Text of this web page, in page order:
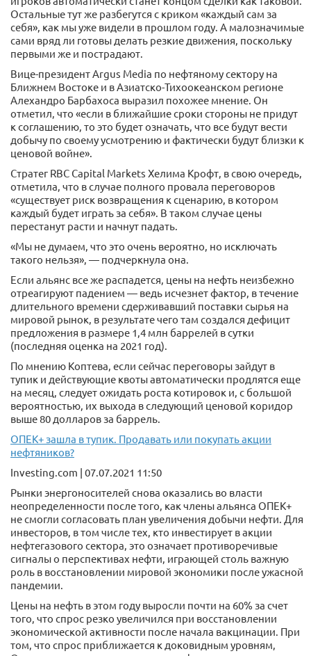
Остальные тут же разбегутся с криком «каждый сам за
себя», как мы уже видели в прошлом году. А малозначимые
сами вряд ли готовы делать резкие движения, поскольку
первыми же и пострадают.
Вице-президент Argus Media по нефтяному сектору на
Ближнем Востоке и в Азиатско-Тихоокеанском регионе
Алехандро Барбахоса выразил похожее мнение. Он
отметил, что «если в ближайшие сроки стороны не придут
к соглашению, то это будет означать, что все будут вести
добычу по своему усмотрению и фактически будут близки к
ценовой войне».
Стратег RBC Capital Markets Хелима Крофт, в свою очередь,
отметила, что в случае полного провала переговоров
«существует риск возвращения к сценарию, в котором
каждый будет играть за себя». В таком случае цены
перестанут расти и начнут падать.
«Мы не думаем, что это очень вероятно, но исключать
такого нельзя», — подчеркнула она.
Если альянс все же распадется, цены на нефть неизбежно
отреагируют падением — ведь исчезнет фактор, в течение
длительного времени сдерживавший поставки сырья на
мировой рынок, в результате чего там создался дефицит
предложения в размере 1,4 млн баррелей в сутки
(последняя оценка на 2021 год).
По мнению Коптева, если сейчас переговоры зайдут в
тупик и действующие квоты автоматически продлятся еще
на месяц, следует ожидать роста котировок и, с большой
вероятностью, их выхода в следующий ценовой коридор
выше 80 долларов за баррель.
ОПЕК+ зашла в тупик. Продавать или покупать акции
нефтяников?
Investing.com | 07.07.2021 11:50
Рынки энергоносителей снова оказались во власти
неопределенности после того, как члены альянса ОПЕК+
не смогли согласовать план увеличения добычи нефти. Для
инвесторов, в том числе тех, кто инвестирует в акции
нефтегазового сектора, это означает противоречивые
сигналы о перспективах нефти, играющей столь важную
роль в восстановлении мировой экономики после ужасной
пандемии.
Цены на нефть в этом году выросли почти на 60% за счет
того, что спрос резко увеличился при восстановлении
экономической активности после начала вакцинации. При
том, что спрос приближается к доковидным уровням,